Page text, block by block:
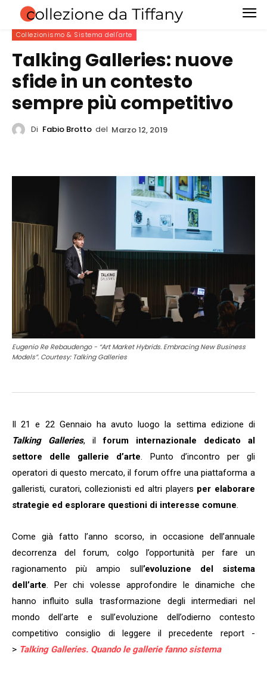
Collezionismo & Sistema dell'arte
Talking Galleries: nuove
sfide in un contesto
sempre più competitivo
Di Fabio Brotto del Marzo 12, 2019
Eugenio Re Rebaudengo - “Art Market Hybrids. Embracing New Business
Models”. Courtesy: Talking Galleries
Il 21 e 22 Gennaio ha avuto luogo la settima edizione di
Talking Galleries, il forum internazionale dedicato al
settore delle gallerie d’arte . Punto d’incontro per gli
operatori di questo mercato, il forum offre una piattaforma a
galleristi, curatori, collezionisti ed altri players per elaborare
strategie ed esplorare questioni di interesse comune
Come già fatto l’anno scorso, in occasione dell’annuale
decorrenza del forum, colgo l’opportunità per fare un
ragionamento più ampio sull’evoluzione del sistema
dell’arte . Per chi volesse approfondire le dinamiche che
hanno influito sulla trasformazione degli intermediari nel
mondo dell’arte e sull’evoluzione dell’odierno contesto
competitivo consiglio di leggere il precedente report -
> Talking Galleries. Quando le gallerie fanno sistema